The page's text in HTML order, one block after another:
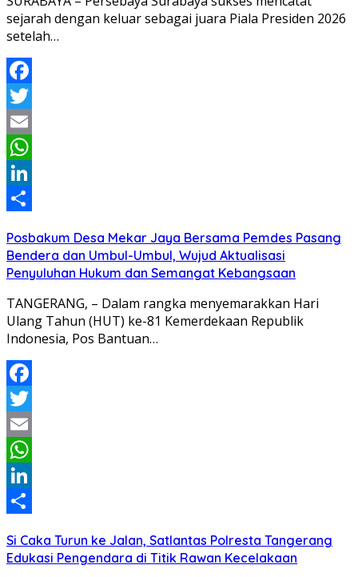
sejarah dengan keluar sebagai juara Piala Presiden 2026
setelah…
Facebook
Twitter
Email
WhatsApp
LinkedIn
Posbakum Desa Mekar Jaya Bersama Pemdes Pasang
Bendera dan Umbul-Umbul, Wujud Aktualisasi
Penyuluhan Hukum dan Semangat Kebangsaan
TANGERANG, – Dalam rangka menyemarakkan Hari
Ulang Tahun (HUT) ke-81 Kemerdekaan Republik
Indonesia, Pos Bantuan…
Facebook
Twitter
Email
WhatsApp
LinkedIn
Si Caka Turun ke Jalan, Satlantas Polresta Tangerang
Edukasi Pengendara di Titik Rawan Kecelakaan